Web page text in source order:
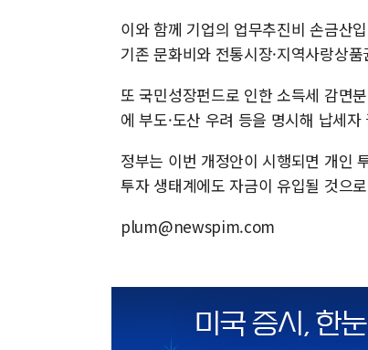
이와 함께 기업의 업무추진비 손금산
기존 문화비와 전통시장·지역사랑상
또 국민성장펀드로 인한 소득세 감면
에 부도·도산 우려 등을 명시해 납세
정부는 이번 개정안이 시행되면 개인
투자 생태계에도 자금이 유입될 것으
plum@newspim.com